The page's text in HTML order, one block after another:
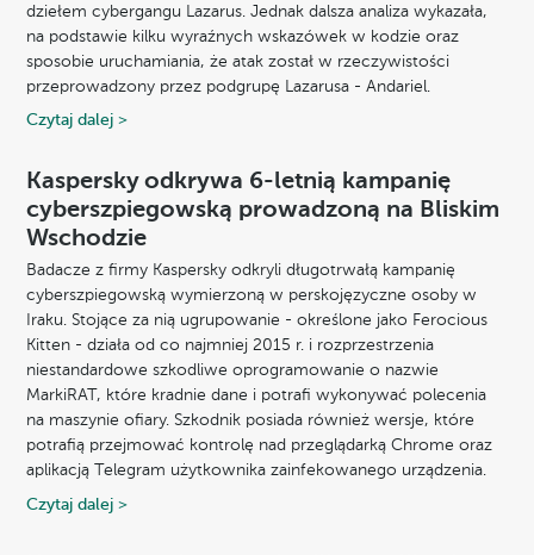
dziełem cybergangu Lazarus. Jednak dalsza analiza wykazała,
na podstawie kilku wyraźnych wskazówek w kodzie oraz
sposobie uruchamiania, że atak został w rzeczywistości
przeprowadzony przez podgrupę Lazarusa - Andariel.
Czytaj dalej >
Kaspersky odkrywa 6-letnią kampanię
cyberszpiegowską prowadzoną na Bliskim
Wschodzie
Badacze z firmy Kaspersky odkryli długotrwałą kampanię
cyberszpiegowską wymierzoną w perskojęzyczne osoby w
Iraku. Stojące za nią ugrupowanie - określone jako Ferocious
Kitten - działa od co najmniej 2015 r. i rozprzestrzenia
niestandardowe szkodliwe oprogramowanie o nazwie
MarkiRAT, które kradnie dane i potrafi wykonywać polecenia
na maszynie ofiary. Szkodnik posiada również wersje, które
potrafią przejmować kontrolę nad przeglądarką Chrome oraz
aplikacją Telegram użytkownika zainfekowanego urządzenia.
Czytaj dalej >